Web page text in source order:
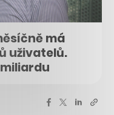
má
uživatelů.